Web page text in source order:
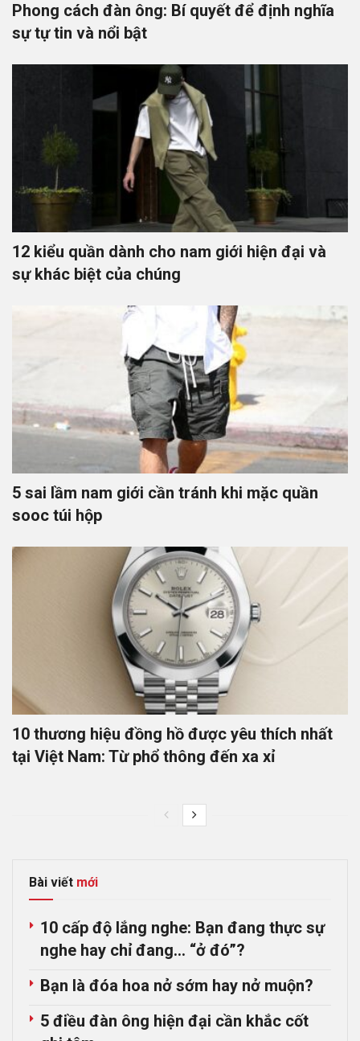
Phong cách đàn ông: Bí quyết để định nghĩa
sự tự tin và nổi bật
12 kiểu quần dành cho nam giới hiện đại và
sự khác biệt của chúng
5 sai lầm nam giới cần tránh khi mặc quần
sooc túi hộp
10 thương hiệu đồng hồ được yêu thích nhất
tại Việt Nam: Từ phổ thông đến xa xỉ
Bài viết mới
10 cấp độ lắng nghe: Bạn đang thực sự
nghe hay chỉ đang… “ở đó”?
Bạn là đóa hoa nở sớm hay nở muộn?
5 điều đàn ông hiện đại cần khắc cốt